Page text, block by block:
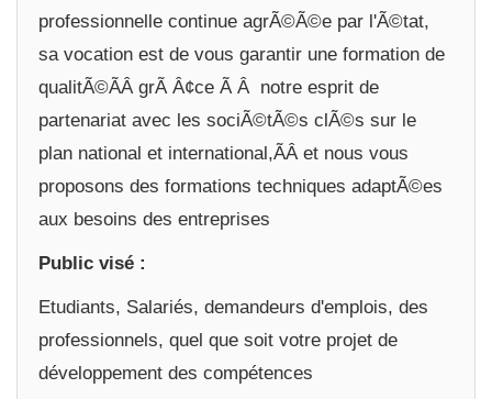
professionnelle continue agrÃ©Ã©e par l'Ã©tat,
sa vocation est de vous garantir une formation de
qualitÃ©ÃÂ grÃ Â¢ce Ã Â notre esprit de
partenariat avec les sociÃ©tÃ©s clÃ©s sur le
plan national et international,ÃÂ et nous vous
proposons des formations techniques adaptÃ©es
aux besoins des entreprises
Public visé :
Etudiants, Salariés, demandeurs d'emplois, des
professionnels, quel que soit votre projet de
développement des compétences